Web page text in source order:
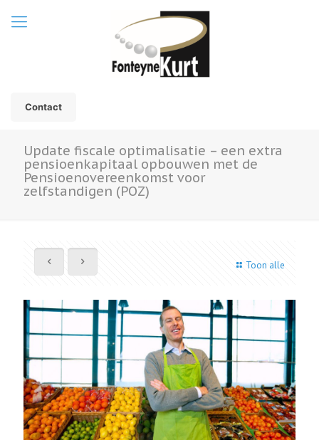
Contact
Update fiscale optimalisatie – een extra
pensioenkapitaal opbouwen met de
Pensioenovereenkomst voor
zelfstandigen (POZ)
Toon alle